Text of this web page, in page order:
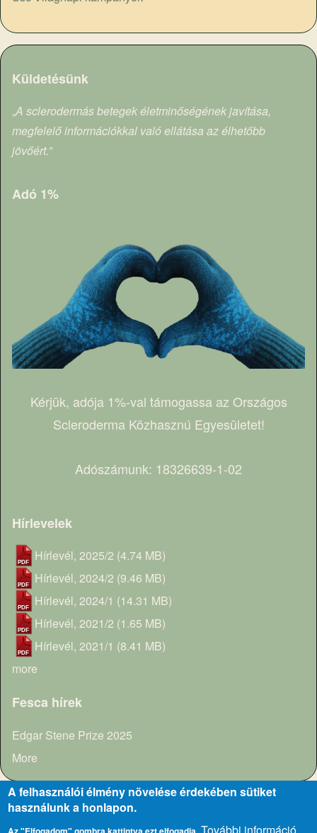
Küldetésünk
„A sclerodermás betegek életminőségének javítása,
megfelelő információkkal való ellátása az élhetőbb
jövőért.”
Adó 1%
Kérjük, adója 1%-val támogassa az Országos
Scleroderma Közhasznú Egyesületet!
Adószámunk: 18326639-1-02
Hírlevelek
Hírlevél, 2025/2 (4.74 MB)
Hírlevél, 2024/2 (9.46 MB)
Hírlevél, 2024/1 (14.31 MB)
Hírlevél, 2021/2 (1.65 MB)
Hírlevél, 2021/1 (8.41 MB)
more
Fesca hírek
Edgar Stene Prize 2025
More
A felhasználói élmény növelése érdekében sütiket
használunk a honlapon.